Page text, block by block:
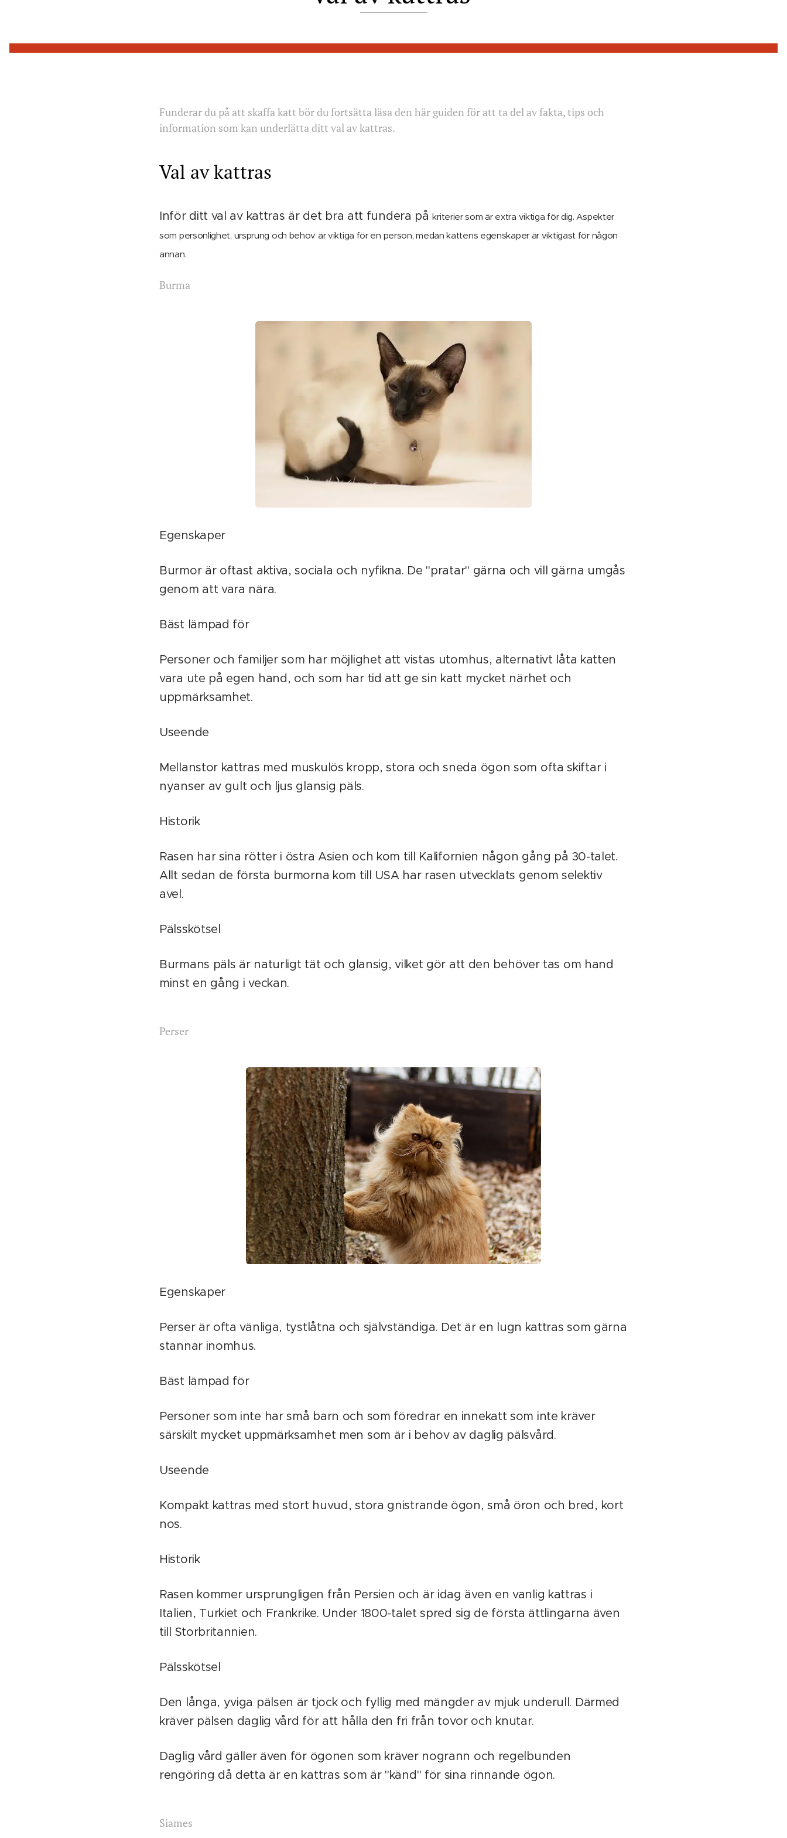
Funderar du på att skaffa katt bör du fortsätta läsa den här guiden för att ta del av fakta, tips och
information som kan underlätta ditt val av kattras.
Val av kattras
Inför ditt val av kattras är det bra att fundera påkriterier som är extra viktiga för dig. Aspekter
som personlighet, ursprung och behov är viktiga för en person, medan kattens egenskaper är viktigast för någon
annan.
Burma
Egenskaper
Burmor är oftast aktiva, sociala och nyfikna. De "pratar" gärna och vill gärna umgås
genom att vara nära.
Bäst lämpad för
Personer och familjer som har möjlighet att vistas utomhus, alternativt låta katten
vara ute på egen hand, och som har tid att ge sin katt mycket närhet och
uppmärksamhet.
Useende
Mellanstor kattras med muskulös kropp, stora och sneda ögon som ofta skiftar i
nyanser av gult och ljus glansig päls.
Historik
Rasen har sina rötter i östra Asien och kom till Kalifornien någon gång på 30-talet.
Allt sedan de första burmorna kom till USA har rasen utvecklats genom selektiv
avel.
Pälsskötsel
Burmans päls är naturligt tät och glansig, vilket gör att den behöver tas om hand
minst en gång i veckan.
Perser
Egenskaper
Perser är ofta vänliga, tystlåtna och självständiga. Det är en lugn kattras som gärna
stannar inomhus.
Bäst lämpad för
Personer som inte har små barn och som föredrar en innekatt som inte kräver
särskilt mycket uppmärksamhet men som är i behov av daglig pälsvård.
Useende
Kompakt kattras med stort huvud, stora gnistrande ögon, små öron och bred, kort
nos.
Historik
Rasen kommer ursprungligen från Persien och är idag även en vanlig kattras i
Italien, Turkiet och Frankrike. Under 1800-talet spred sig de första ättlingarna även
till Storbritannien.
Pälsskötsel
Den långa, yviga pälsen är tjock och fyllig med mängder av mjuk underull. Därmed
kräver pälsen daglig vård för att hålla den fri från tovor och knutar.
Daglig vård gäller även för ögonen som kräver nogrann och regelbunden
rengöring då detta är en kattras som är "känd" för sina rinnande ögon.
Siames